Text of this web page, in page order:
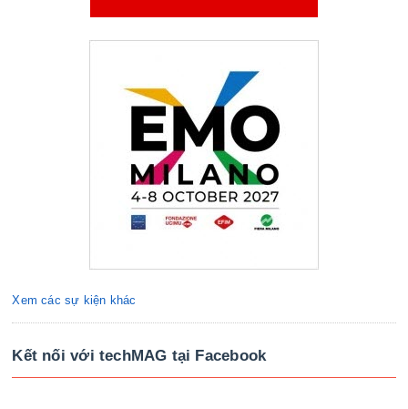
Xem các sự kiện khác
Kết nối với techMAG tại Facebook